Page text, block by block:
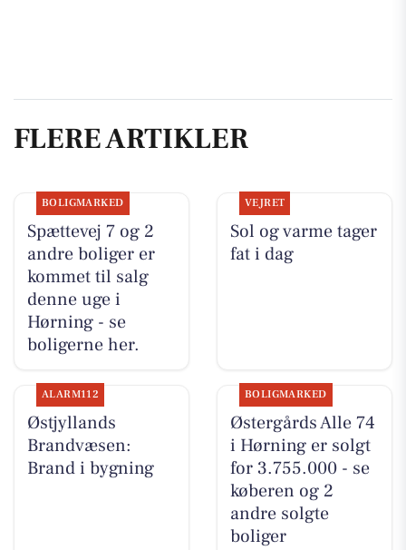
FLERE ARTIKLER
BOLIGMARKED
Spættevej 7 og 2
andre boliger er
kommet til salg
denne uge i
Hørning - se
boligerne her.
VEJRET
Sol og varme tager
fat i dag
ALARM112
Østjyllands
Brandvæsen:
Brand i bygning
BOLIGMARKED
Østergårds Alle 74
i Hørning er solgt
for 3.755.000 - se
køberen og 2
andre solgte
boliger